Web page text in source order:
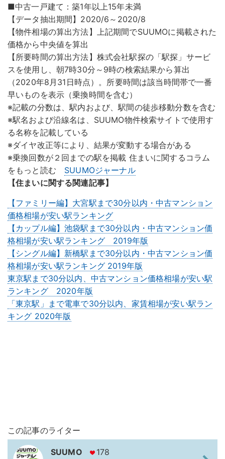
■中古一戸建て：築1年以上15年未満
【データ抽出期間】2020/6～2020/8
【物件相場の算出方法】上記期間でSUUMOに掲載された
価格から中央値を算出
【所要時間の算出方法】株式会社駅探の「駅探」サービ
スを使用し、朝7時30分～9時の検索結果から算出
（2020年8月31日時点）。所要時間は該当時間帯で一番
早いものを表示（乗換時間を含む）
※記載の分数は、駅内および、駅間の徒歩移動分数を含む
※駅名および沿線名は、SUUMO物件検索サイトで使用す
る名称を記載している
※ダイヤ改正等により、結果が変動する場合がある
※乗換回数が２回までの駅を掲載 住まいに関するコラム
をもっと読む SUUMOジャーナル
【住まいに関する関連記事】
【ファミリー編】大宮駅まで30分以内・中古マンション
価格相場が安い駅ランキング
【カップル編】池袋駅まで30分以内・中古マンション価
格相場が安い駅ランキング 2019年版
【シングル編】新橋駅まで30分以内・中古マンション価
格相場が安い駅ランキング 2019年版
東京駅まで30分以内、中古マンション価格相場が安い駅
ランキング 2020年版
「東京駅」まで電車で30分以内、家賃相場が安い駅ラン
キング 2020年版
この記事のライター
SUUMO 178